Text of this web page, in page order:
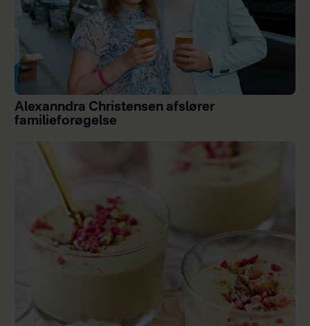
Alexanndra Christensen afslører
familieforøgelse